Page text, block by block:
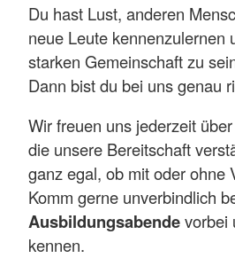
Du hast Lust, anderen
neue Leute kennenzulernen
starken Gemeinschaft zu
Dann bist du bei uns genau
Wir freuen uns jederzeit
die unsere Bereitschaft
ganz egal, ob mit oder ohne
Komm gerne unverbindlich
Ausbildungsabendevorbei
kennen.